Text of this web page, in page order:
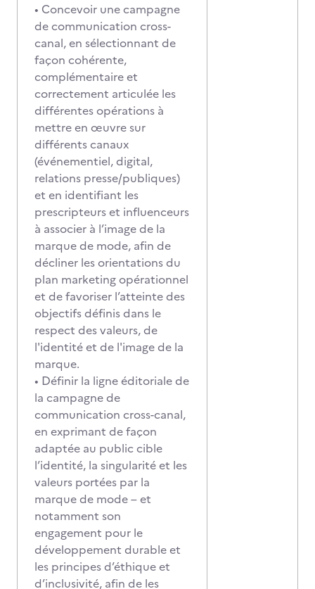
• Concevoir une campagne
de communication cross-
canal, en sélectionnant de
façon cohérente,
complémentaire et
correctement articulée les
différentes opérations à
mettre en œuvre sur
différents canaux
(événementiel, digital,
relations presse/publiques)
et en identifiant les
prescripteurs et influenceurs
à associer à l’image de la
marque de mode, afin de
décliner les orientations du
plan marketing opérationnel
et de favoriser l’atteinte des
objectifs définis dans le
respect des valeurs, de
l'identité et de l'image de la
marque.
• Définir la ligne éditoriale de
la campagne de
communication cross-canal,
en exprimant de façon
adaptée au public cible
l’identité, la singularité et les
valeurs portées par la
marque de mode – et
notamment son
engagement pour le
développement durable et
les principes d’éthique et
d’inclusivité, afin de les